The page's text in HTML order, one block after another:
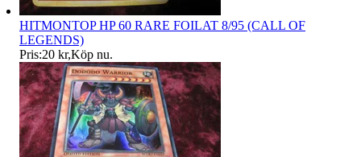
HITMONTOP HP 60 RARE FOILAT 8/95 (CALL OF
LEGENDS)
Pris:20 kr,Köp nu.